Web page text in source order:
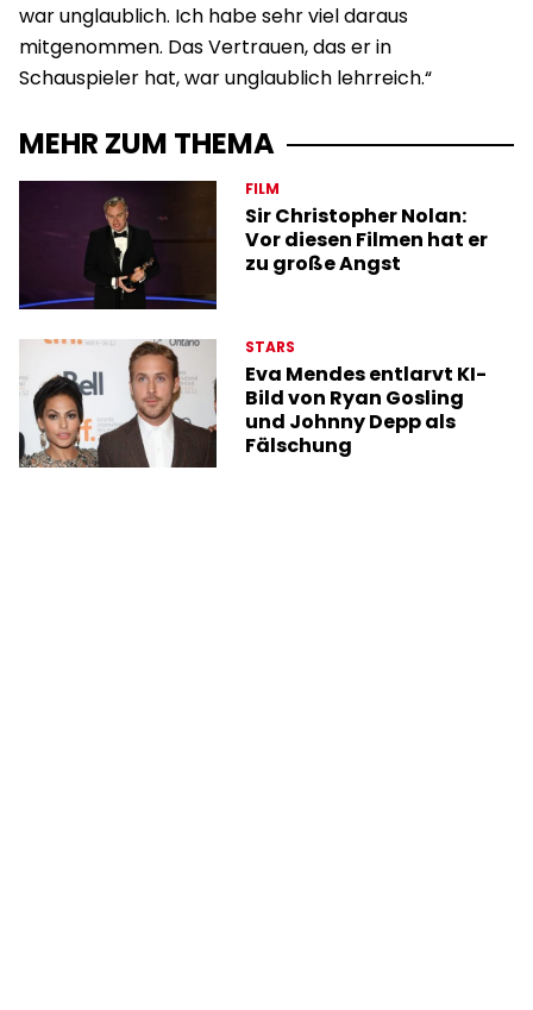
war unglaublich. Ich habe sehr viel daraus
mitgenommen. Das Vertrauen, das er in
Schauspieler hat, war unglaublich lehrreich.“
MEHR ZUM THEMA
FILM
Sir Christopher Nolan:
Vor diesen Filmen hat er
zu große Angst
STARS
Eva Mendes entlarvt KI-
Bild von Ryan Gosling
und Johnny Depp als
Fälschung